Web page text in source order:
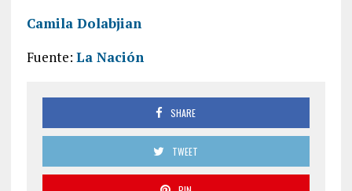
Camila Dolabjian
Fuente: La Nación
SHARE
TWEET